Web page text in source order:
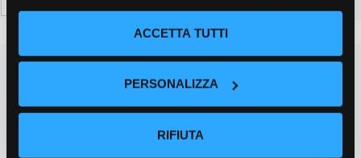
momento dalla Dichiarazione sui cookie o facendo clic
sull'icona di attivazione della privacy.
Con il tuo consenso, vorremmo anche:
raccogliere informazioni sulla tua posizione
geografica, con un'approssimazione di qualche
ACCETTA TUTTI
PERSONALIZZA
RIFIUTA
per: